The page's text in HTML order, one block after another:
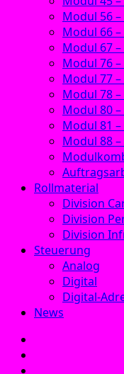
Modul 56
Modul 66
Modul 67
Modul 76
Modul 77
Modul 78
Modul 80
Modul 81
Modul 88
Rollmaterial
Division
Division
Division
Steuerung
Analog
Digital
Digital-
News